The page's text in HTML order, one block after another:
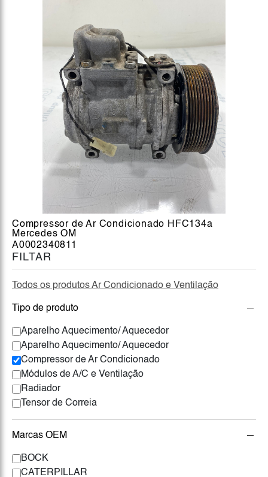
FILTAR
Todos os produtos Ar Condicionado e Ventilação
Tipo de produto
Aparelho Aquecimento/ Aquecedor
Aparelho Aquecimento/ Aquecedor
Compressor de Ar Condicionado
Módulos de A/C e Ventilação
Radiador
Tensor de Correia
Marcas OEM
BOCK
CATERPILLAR
Compressor de Ar Condicionado HFC134a
Mercedes OM
A0002340811